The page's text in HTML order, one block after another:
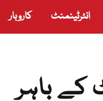
انٹرٹینمنٹ کاروبار
کے باہر